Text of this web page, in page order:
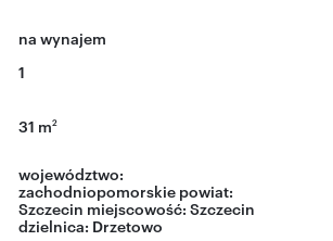
na wynajem
1
31 m2
województwo:
zachodniopomorskie powiat:
Szczecin miejscowość: Szczecin
dzielnica: Drzetowo